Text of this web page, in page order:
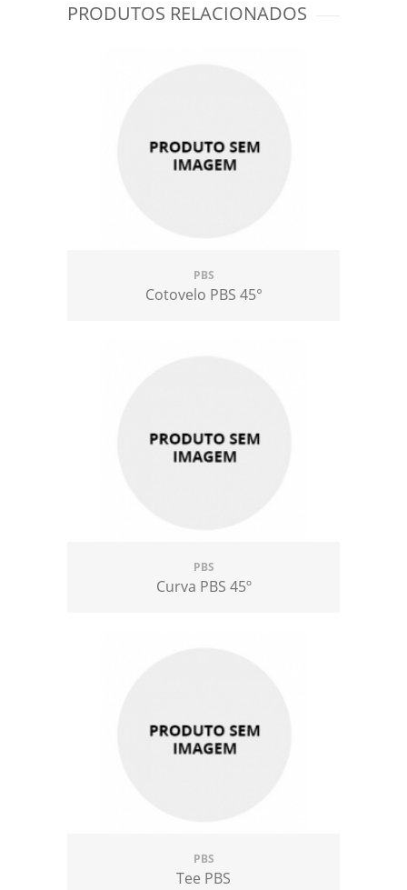
PRODUTOS RELACIONADOS
PBS
Cotovelo PBS 45°
PBS
Curva PBS 45º
PBS
Tee PBS